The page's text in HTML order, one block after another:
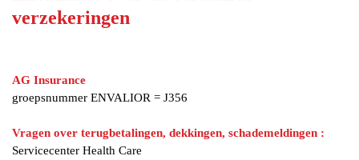
verzekeringen
AG Insurance
groepsnummer ENVALIOR = J356
Vragen over terugbetalingen, dekkingen, schademeldingen :
Servicecenter Health Care